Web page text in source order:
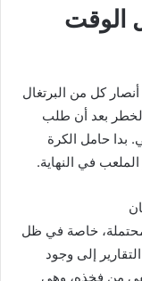
الوقت
كل من البرتغال
بعد أن طلب
بدا حامل الكرة
في النهاية.
محتملة، خاصة في ظل
إلى وجود
من فخذه، وهي